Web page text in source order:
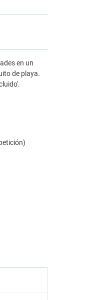
en un
de playa.